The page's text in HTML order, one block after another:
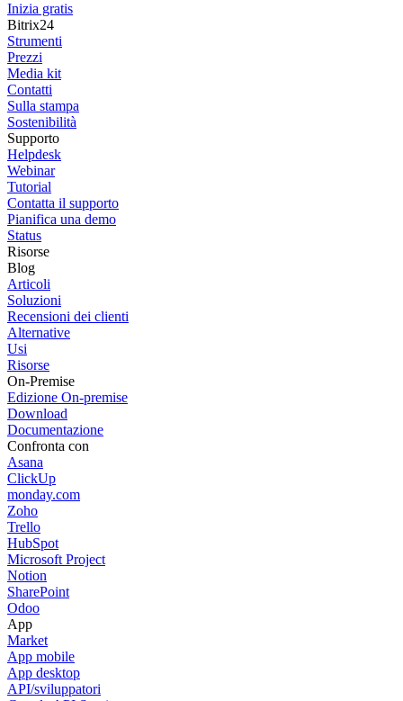
Inizia gratis
Bitrix24
Strumenti
Prezzi
Media kit
Contatti
Sulla stampa
Sostenibilità
Supporto
Helpdesk
Webinar
Tutorial
Contatta il supporto
Pianifica una demo
Status
Risorse
Blog
Articoli
Soluzioni
Recensioni dei clienti
Alternative
Usi
Risorse
On-Premise
Edizione On-premise
Download
Documentazione
Confronta con
Asana
ClickUp
monday.com
Zoho
Trello
HubSpot
Microsoft Project
Notion
SharePoint
Odoo
App
Market
App mobile
App desktop
API/sviluppatori